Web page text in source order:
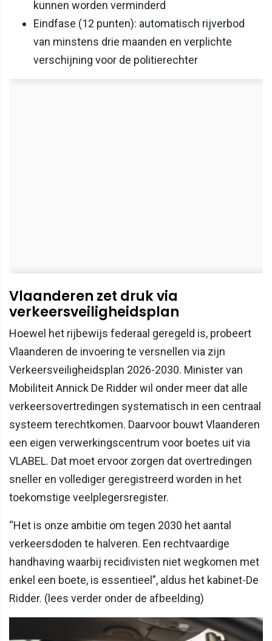
kunnen worden verminderd
Eindfase (12 punten): automatisch rijverbod
van minstens drie maanden en verplichte
verschijning voor de politierechter
Vlaanderen zet druk via
verkeersveiligheidsplan
Hoewel het rijbewijs federaal geregeld is, probeert
Vlaanderen de invoering te versnellen via zijn
Verkeersveiligheidsplan 2026-2030. Minister van
Mobiliteit Annick De Ridder wil onder meer dat alle
verkeersovertredingen systematisch in een centraal
systeem terechtkomen. Daarvoor bouwt Vlaanderen
een eigen verwerkingscentrum voor boetes uit via
VLABEL. Dat moet ervoor zorgen dat overtredingen
sneller en vollediger geregistreerd worden in het
toekomstige veelplegersregister.
“Het is onze ambitie om tegen 2030 het aantal
verkeersdoden te halveren. Een rechtvaardige
handhaving waarbij recidivisten niet wegkomen met
enkel een boete, is essentieel”, aldus het kabinet-De
Ridder. (lees verder onder de afbeelding)